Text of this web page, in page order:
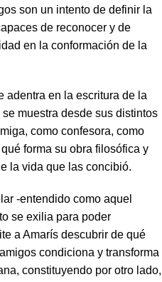
son un intento de definir la
de reconocer y de
en la conformación de la
adentra en la escritura de la
muestra desde sus distintos
como confesora, como
forma su obra filosófica y
la vida que las concibió.
-entendido como aquel
se exilia para poder
a Amarís descubrir de qué
condiciona y transforma
constituyendo por otro lado,